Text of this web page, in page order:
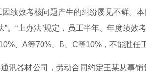
效考核问题产生的纠纷屡见不鲜。本
”。“土办法”规定，员工半年、年度绩
、A等70%、B、C等10%，不能胜任
器材公司，劳动合同约定王某从事销